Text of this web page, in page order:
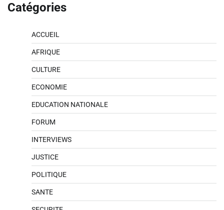
Catégories
ACCUEIL
AFRIQUE
CULTURE
ECONOMIE
EDUCATION NATIONALE
FORUM
INTERVIEWS
JUSTICE
POLITIQUE
SANTE